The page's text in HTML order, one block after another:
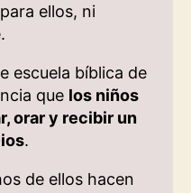
ellos, ni
escuela bíblica de
que los niños
orar y recibir un
.
de ellos hacen